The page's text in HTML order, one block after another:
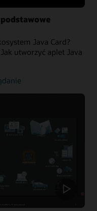
Java Card?
utworzyć aplet Java